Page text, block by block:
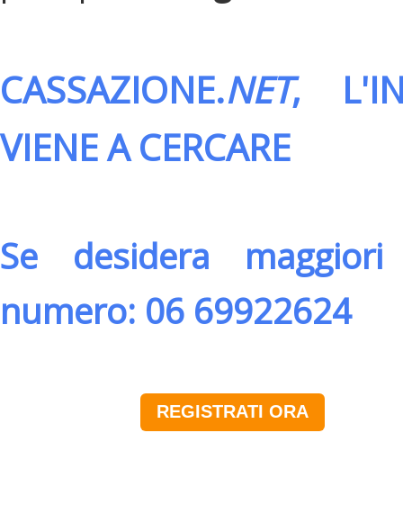
CASSAZIONE.NET,
VIENE A CERCARE
Se desidera
numero: 06 69922624
REGISTRATI ORA